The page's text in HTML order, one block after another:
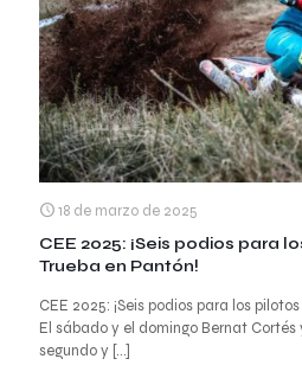
18 de marzo de 2025
CEE 2025: ¡Seis podios para
Trueba en Pantón!
CEE 2025: ¡Seis podios para los
El sábado y el domingo Bernat
segundo y […]